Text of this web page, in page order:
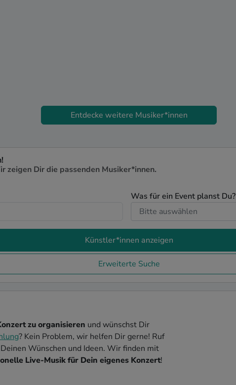
Entdecke weitere Musiker*innen
zeigen Dir die passenden Musiker*innen.
Was für ein Event planst Du?
Künstler*innen anzeigen
Erweiterte Suche
zu organisieren und wünschst Dir
? Kein Problem, wir helfen Dir gerne! Ruf
Wünschen und Ideen. Wir finden mit
Live-Musik für Dein eigenes Konzert!